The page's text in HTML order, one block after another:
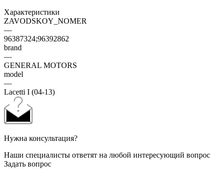
Характеристики
ZAVODSKOY_NOMER
—
96387324;96392862
brand
—
GENERAL MOTORS
model
—
Lacetti I (04-13)
Нужна консультация?
Наши специалисты ответят на любой интересующий вопрос
Задать вопрос